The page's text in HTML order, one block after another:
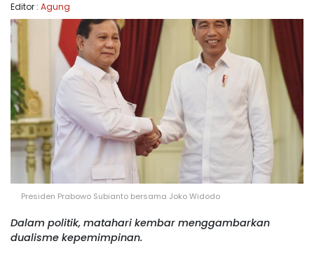
Editor : Agung
Presiden Prabowo Subianto bersama Joko Widodo
Dalam politik, matahari kembar menggambarkan
dualisme kepemimpinan.